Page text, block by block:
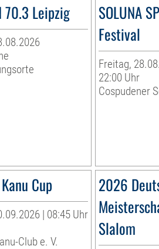
70.3 Leipzig
SOLUNA
Festival
Freitag,
22:00 Uhr
Cospudener
Cup
| 08:45 Uhr
Club e. V.
2026
Slalom